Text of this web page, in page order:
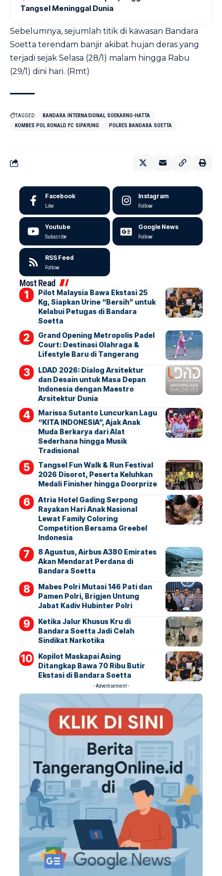
Tangsel Meninggal Dunia
Sebelumnya, sejumlah titik di kawasan Bandara
Soetta terendam banjir akibat hujan deras yang
terjadi sejak Selasa (28/1) malam hingga Rabu
(29/1) dini hari. (Rmt)
TAGGED:
BANDARA INTERNASIONAL SOEKARNO-HATTA
KOMBES POL RONALD FC SIPAYUNG
POLRES BANDARA SOETTA
Facebook
Like
Instagram
Follow
Youtube
Subscribe
Google News
Follow
RSS Feed
Follow
Most Read
Pilot Malaysia Bawa Ekstasi 25
Kg, Siapkan Urine “Bersih” untuk
Kelabui Petugas di Bandara
Soetta
Grand Opening Metropolis Padel
Court: Destinasi Olahraga &
Lifestyle Baru di Tangerang
LDAD 2026: Dialog Arsitektur
dan Desain untuk Masa Depan
Indonesia dengan Maestro
Arsitektur Dunia
Marissa Sutanto Luncurkan Lagu
“KITA INDONESIA”, Ajak Anak
Muda Berkarya dari Alat
Sederhana hingga Musik
Tradisional
Tangsel Fun Walk & Run Festival
2026 Disorot, Peserta Keluhkan
Medali Finisher hingga Doorprize
Atria Hotel Gading Serpong
Rayakan Hari Anak Nasional
Lewat Family Coloring
Competition Bersama Greebel
Indonesia
8 Agustus, Airbus A380 Emirates
Akan Mendarat Perdana di
Bandara Soetta
Mabes Polri Mutasi 146 Pati dan
Pamen Polri, Brigjen Untung
Jabat Kadiv Hubinter Polri
Ketika Jalur Khusus Kru di
Bandara Soetta Jadi Celah
Sindikat Narkotika
Kopilot Maskapai Asing
Ditangkap Bawa 70 Ribu Butir
Ekstasi di Bandara Soetta
- Advertisement -